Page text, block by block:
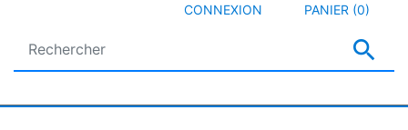

CONNEXION PANIER (0)